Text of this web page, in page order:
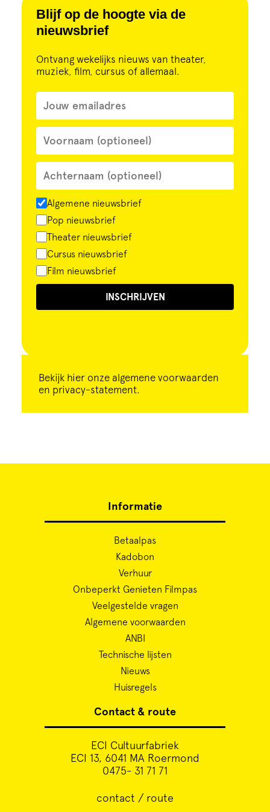
ECI Cultuurcafé
Over ons
Contact
Steun ons
Blijf op de hoogte via de
nieuwsbrief
Ontvang wekelijks nieuws van theater,
muziek, film, cursus of allemaal.
Algemene nieuwsbrief
Pop nieuwsbrief
Theater nieuwsbrief
Cursus nieuwsbrief
Film nieuwsbrief
INSCHRIJVEN
Bekijk hier onze algemene voorwaarden
en privacy-statement.
Informatie
Betaalpas
Kadobon
Verhuur
Onbeperkt Genieten Filmpas
Veelgestelde vragen
Algemene voorwaarden
ANBI
Technische lijsten
Nieuws
Huisregels
Contact & route
ECI Cultuurfabriek
ECI 13, 6041 MA Roermond
0475- 31 71 71
contact / route